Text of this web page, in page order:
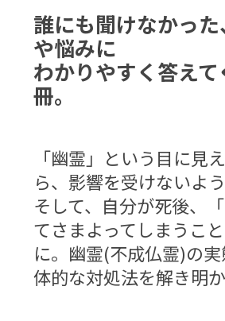
誰にも聞けなかっ
や悩みに
わかりやすく答え
冊。
「幽霊」という目に見
ら、影響を受けないよう
そして、自分が死後、
てさまよってしまうこ
に。幽霊(不成仏霊)の実
体的な対処法を解き明か